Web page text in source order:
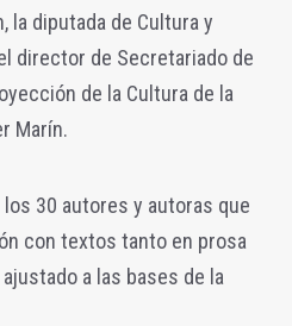
la diputada de Cultura y
director de Secretariado de
de la Cultura de la
Marín.
30 autores y autoras que
con textos tanto en prosa
a las bases de la